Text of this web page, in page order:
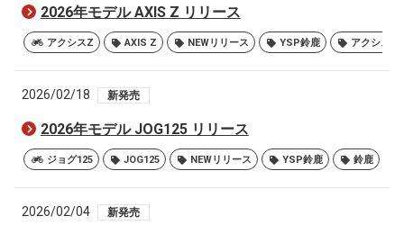
2026年モデル AXIS Z リリース
アクシスZ AXIS Z NEWリリース YSP鈴鹿 アクシスZ
2026/02/18 新発売
2026年モデル JOG125 リリース
ジョグ125 JOG125 NEWリリース YSP鈴鹿 鈴鹿
2026/02/04 新発売